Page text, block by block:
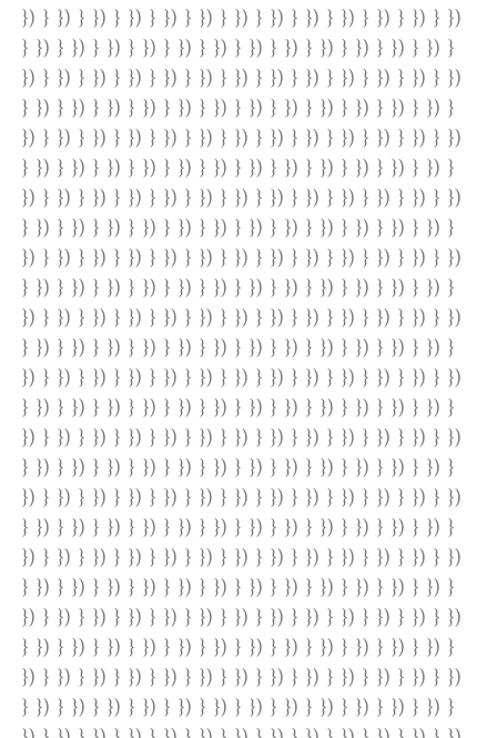
}) } }) } }) } }) } }) } }) } }) } }) } }) } }) } }) } }) } })
} }) } }) } }) } }) } }) } }) } }) } }) } }) } }) } }) } }) }
}) } }) } }) } }) } }) } }) } }) } }) } }) } }) } }) } }) } })
} }) } }) } }) } }) } }) } }) } }) } }) } }) } }) } }) } }) }
}) } }) } }) } }) } }) } }) } }) } }) } }) } }) } }) } }) } })
} }) } }) } }) } }) } }) } }) } }) } }) } }) } }) } }) } }) }
}) } }) } }) } }) } }) } }) } }) } }) } }) } }) } }) } }) } })
} }) } }) } }) } }) } }) } }) } }) } }) } }) } }) } }) } }) }
}) } }) } }) } }) } }) } }) } }) } }) } }) } }) } }) } }) } })
} }) } }) } }) } }) } }) } }) } }) } }) } }) } }) } }) } }) }
}) } }) } }) } }) } }) } }) } }) } }) } }) } }) } }) } }) } })
} }) } }) } }) } }) } }) } }) } }) } }) } }) } }) } }) } }) }
}) } }) } }) } }) } }) } }) } }) } }) } }) } }) } }) } }) } })
} }) } }) } }) } }) } }) } }) } }) } }) } }) } }) } }) } }) }
}) } }) } }) } }) } }) } }) } }) } }) } }) } }) } }) } }) } })
} }) } }) } }) } }) } }) } }) } }) } }) } }) } }) } }) } }) }
}) } }) } }) } }) } }) } }) } }) } }) } }) } }) } }) } }) } })
} }) } }) } }) } }) } }) } }) } }) } }) } }) } }) } }) } }) }
}) } }) } }) } }) } }) } }) } }) } }) } }) } }) } }) } }) } })
} }) } }) } }) } }) } }) } }) } }) } }) } }) } }) } }) } }) }
}) } }) } }) } }) } }) } }) } }) } }) } }) } }) } }) } }) } })
} }) } }) } }) } }) } }) } }) } }) } }) } }) } }) } }) } }) }
}) } }) } }) } }) } }) } }) } }) } }) } }) } }) } }) } }) } })
} }) } }) } }) } }) } }) } }) } }) } }) } }) } }) } }) } }) }